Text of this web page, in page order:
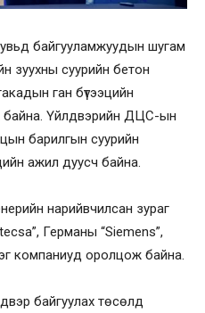
байгууламжуудын шугам
зуухны суурийн бетон
ган бүтээцийн
байна. Үйлдвэрийн ДЦС-ын
барилгын суурийн
ажил дуусч байна.
нарийвчилсан зураг
Германы “Siemens”,
компаниуд оролцож байна.
байгуулах төсөлд